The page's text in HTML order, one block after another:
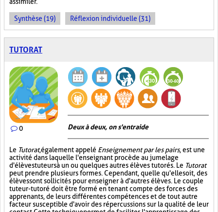
Synthèse (19) Réflexion individuelle (31)
TUTORAT
0 Deux à deux, on s'entraide
Le Tutorat, également appelé Enseignement par les pairs, est une
activité dans laquelle l'enseignant procède au jumelage
d'élèves tuteurs à un ou quelques autres élèves tutorés. Le Tutorat
peut prendre plusieurs formes. Cependant, quelle qu'elle soit, des
élèves sont sollicités pour enseigner à d'autres élèves. Le couple
tuteur-tutoré doit être formé en tenant compte des forces des
apprenants, de leurs différentes compétences et de tout autre
facteur susceptible d'avoir des répercussions sur la qualité de leur